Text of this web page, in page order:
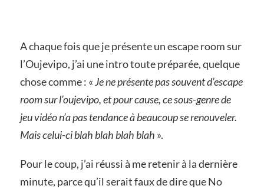
A chaque fois que je présente un escape room sur
l’Oujevipo, j’ai une intro toute préparée, quelque
chose comme : «Je ne présente pas souvent d’escape
room sur l’oujevipo, et pour cause, ce sous-genre de
jeu vidéo n’a pas tendance à beaucoup se renouveler.
Mais celui-ci blah blah blah blah ».
Pour le coup, j’ai réussi à me retenir à la dernière
minute, parce qu’il serait faux de dire que No